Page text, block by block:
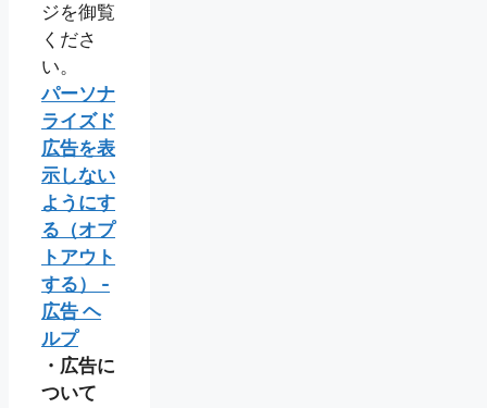
ジを御覧
くださ
い。
パーソナ
ライズド
広告を表
示しない
ようにす
る（オプ
トアウト
する） -
広告 ヘ
ルプ
・広告に
ついて